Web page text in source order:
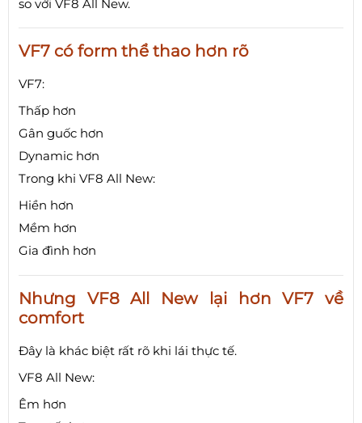
so với VF8 All New.
VF7 có form thể thao hơn rõ
VF7:
Thấp hơn
Gân guốc hơn
Dynamic hơn
Trong khi VF8 All New:
Hiền hơn
Mềm hơn
Gia đình hơn
Nhưng VF8 All New lại hơn VF7 về
comfort
Đây là khác biệt rất rõ khi lái thực tế.
VF8 All New:
Êm hơn